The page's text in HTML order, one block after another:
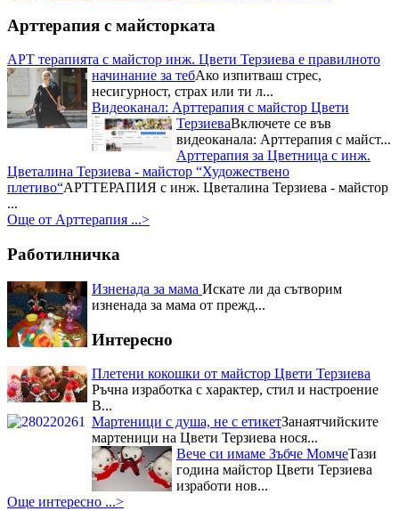
плетивата Цвети Терзиева е
всякакви вкусове и рецепти. Тя
бе н...
Националният събор на овцевъдите в България и майстор
Цвети ТерзиеваЗапомнящо се
преживявание с майстор Цвети
Терзиева за почитателите на
народния бит, творчество и
култура, осигуряващо...
Три отличия взе Цвети Терзиева
от Празника на захарната метла и маджуна
Нейна е наградата
конкурс – "Ястия от чесън" за
майстор Цвети Терзиева
"Ястия от чесън" на Пра...
Приз за най-красив щанд за
национален „Фестивал на ореха”Журито в състав -
финалистите от Hell`s Kitchen и
гостите на празника останаха
изумени от „Селския сладък
Дюкян...
Арттерапия с майсторката
АРТ терапията с майстор инж. Цвети Терзиева е правилното
начинание за тебАко изпитваш стрес,
несигурност, страх или ти л...
Видеоканал: Арттерапия с майстор Цвети
ТерзиеваВключете се във
видеоканала: Арттерапия с майст...
Арттерапия за Цветница с инж.
Цветалина Терзиева - майстор “Художествено
плетиво“АРТТЕРАПИЯ с инж. Цветалина Терзиева - майстор
...
Още от Арттерапия ...>
Работилничка
Изненада за мама Искате ли да сътворим
изненада за мама от прежд...
Интересно
Плетени кокошки от майстор Цвети Терзиева
Ръчна изработка с характер, стил и настроение
В...
Мартеници с душа, не с етикетЗанаятчийските
мартеници на Цвети Терзиева нося...
Вече си имаме Зъбче МомчеТази
година майстор Цвети Терзиева
изработи нов...
Още интересно ...>